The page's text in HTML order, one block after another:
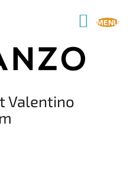
KOSÁR
Valentino